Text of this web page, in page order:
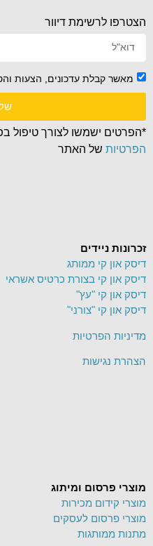
מוצרי פרסום ומיתוג
מוצרי קידום מכירות
מוצרי פרסום לעסקים
מתנות ממותגות
זכרונות ניידים
דיסק און קי ממותג
דיסק און קי בצורת כרטיס אשראי
דיסק און קי "עץ"
דיסק און קי "צורני"
מדיניות הפרטיות
הצהרת נגישות
הצטרפו לרשימת דיוור
מאשר קבלת עדכונים, הצעות
*הפרטים ישמשו לצורך טיפול
הפרטיות של האתר